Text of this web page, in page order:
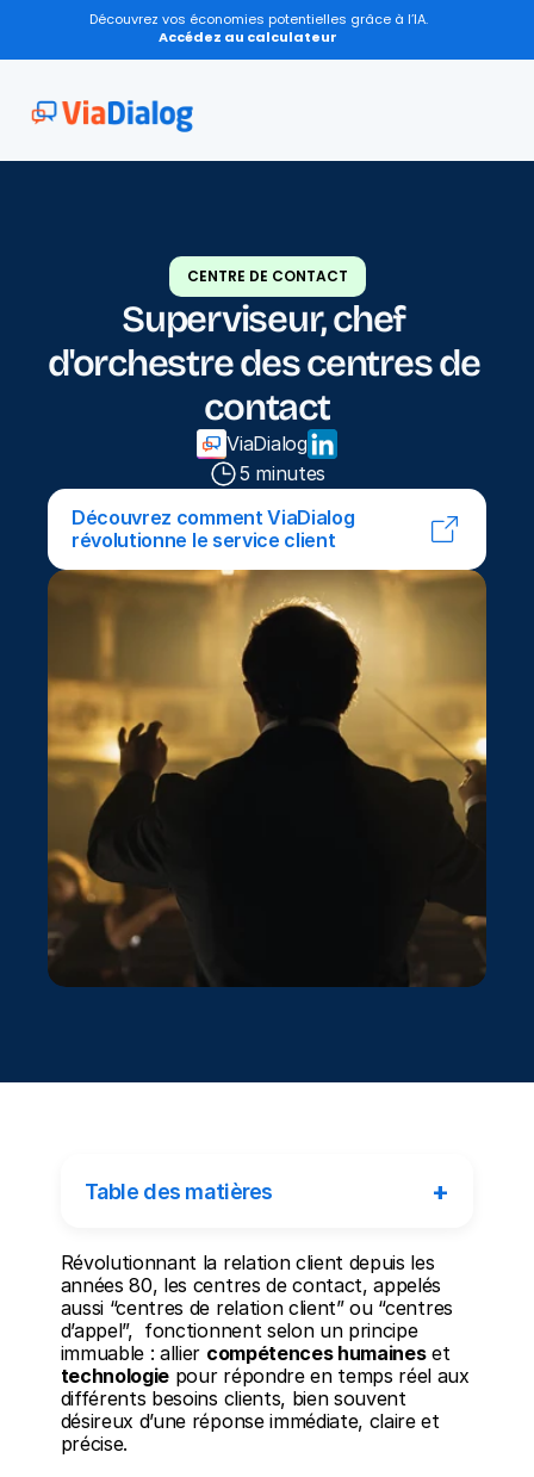
Découvrez vos économies potentielles grâce à l’IA.
Accédez au calculateur
CENTRE DE CONTACT
Superviseur, chef
d'orchestre des centres de
contact
ViaDialog
5 minutes
Découvrez comment ViaDialog
révolutionne le service client
Table des matières +
Révolutionnant la relation client depuis les
années 80, les centres de contact, appelés
aussi “centres de relation client” ou “centres
d’appel”,  fonctionnent selon un principe
immuable : allier compétences humaines
et
technologie pour répondre en temps réel aux
différents besoins clients, bien souvent
désireux d’une réponse immédiate, claire et
précise.